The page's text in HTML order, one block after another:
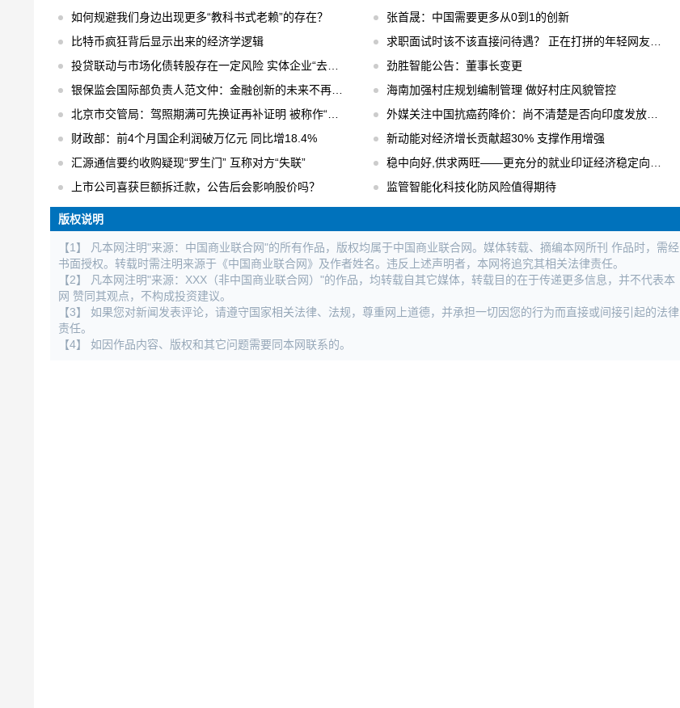
如何规避我们身边出现更多“教科书式老赖”的存在？
张首晟：中国需要更多从0到1的创新
比特币疯狂背后显示出来的经济学逻辑
求职面试时该不该直接问待遇？ 正在打拼的年轻网友们怎么看?
投贷联动与市场化债转股存在一定风险 实体企业“去杠杆”的可选之策
劲胜智能公告：董事长变更
银保监会国际部负责人范文仲：金融创新的未来不再是跑马圈地
海南加强村庄规划编制管理 做好村庄风貌管控
北京市交管局：驾照期满可先换证再补证明 被称作“容缺”办理
外媒关注中国抗癌药降价：尚不清楚是否向印度发放销售抗癌药的许可
财政部：前4个月国企利润破万亿元 同比增18.4%
新动能对经济增长贡献超30% 支撑作用增强
汇源通信要约收购疑现“罗生门” 互称对方“失联”
稳中向好,供求两旺——更充分的就业印证经济稳定向好态势
上市公司喜获巨额拆迁款，公告后会影响股价吗？
监管智能化科技化防风险值得期待
版权说明
【1】 凡本网注明"来源：中国商业联合网"的所有作品，版权均属于中国商业联合网。媒体转载、摘编本网所刊 作品时，需经
书面授权。转载时需注明来源于《中国商业联合网》及作者姓名。违反上述声明者，本网将追究其相关法律责任。
【2】 凡本网注明"来源：XXX（非中国商业联合网）"的作品，均转载自其它媒体，转载目的在于传递更多信息，并不代表本
网 赞同其观点，不构成投资建议。
【3】 如果您对新闻发表评论，请遵守国家相关法律、法规，尊重网上道德，并承担一切因您的行为而直接或间接引起的法律
责任。
【4】 如因作品内容、版权和其它问题需要同本网联系的。